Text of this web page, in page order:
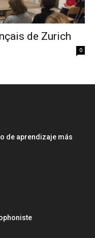
de Zurich
0
de aprendizaje más